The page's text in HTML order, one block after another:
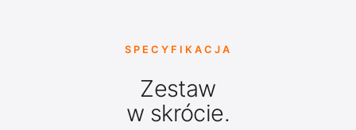
SPECYFIKACJA
Zestaw
w skrócie.